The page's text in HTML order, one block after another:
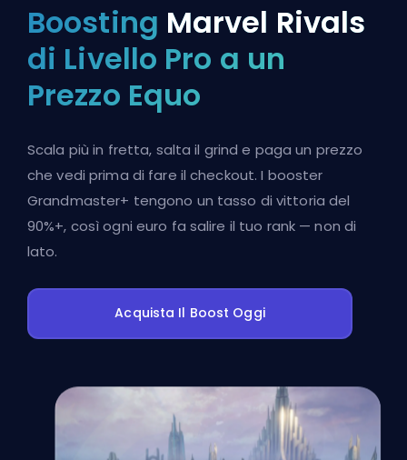
Boosting Marvel Rivals
di Livello Pro a un
Prezzo Equo
Scala più in fretta, salta il grind e paga un prezzo
che vedi prima di fare il checkout. I booster
Grandmaster+ tengono un tasso di vittoria del
90%+, così ogni euro fa salire il tuo rank — non di
lato.
Acquista Il Boost Oggi